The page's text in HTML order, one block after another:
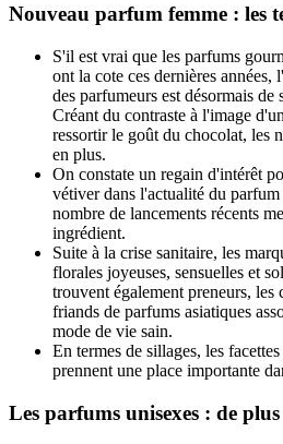
Nouveau parfum femme : les
S'il est vrai que les parfums
ont la cote ces dernières années,
des parfumeurs est désormais de
Créant du contraste à l'image
ressortir le goût du chocolat, les
en plus.
On constate un regain d'intérêt
vétiver dans l'actualité du
nombre de lancements récents
ingrédient.
Suite à la crise sanitaire, les
florales joyeuses, sensuelles et
trouvent également preneurs, les
friands de parfums asiatiques
mode de vie sain.
En termes de sillages, les
prennent une place importante
Les parfums unisexes : de